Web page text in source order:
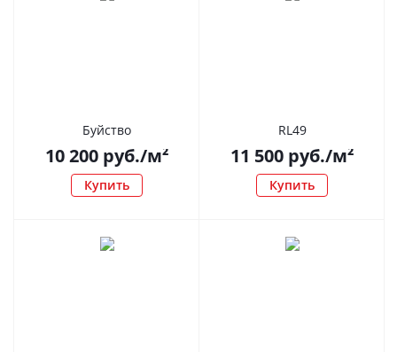
Буйство
10 200руб./м²
Купить
RL49
11 500руб./м²
Купить